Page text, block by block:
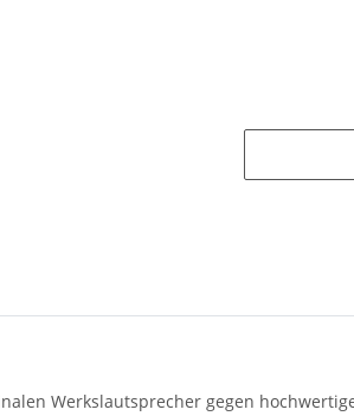
Werkslautsprecher gegen